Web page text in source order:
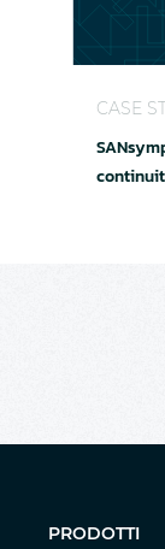
CASE
PRODOTTI